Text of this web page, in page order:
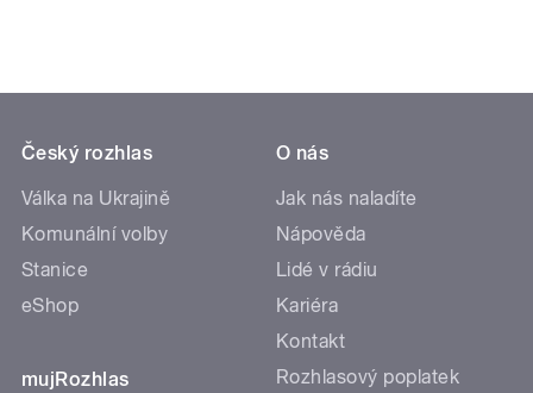
Český rozhlas
Válka na Ukrajině
Komunální volby
Stanice
eShop
mujRozhlas
O nás
Jak nás naladíte
Nápověda
Lidé v rádiu
Kariéra
Kontakt
Rozhlasový poplatek